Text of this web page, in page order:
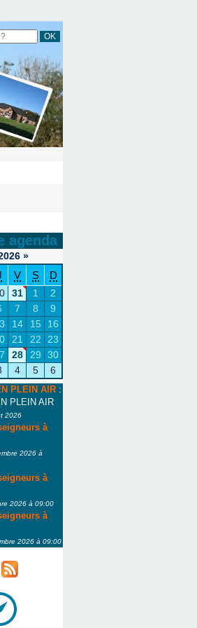
agenda
»
V S D
31 1
2
7 8
9
14 15
16
21 22
23
28 29
30
4 5 6
PLEIN AIR :
PLEIN AIR
2026
à
2026 à
à
2026 à 09:00
à
2026 à 09:00